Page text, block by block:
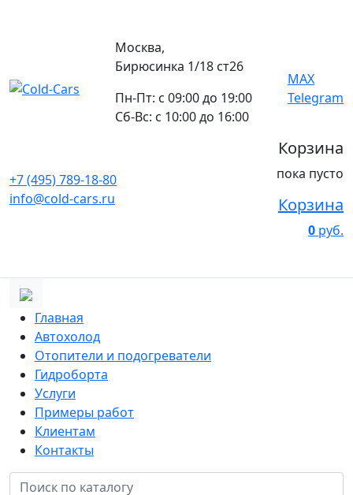
Москва,
Бирюсинка 1/18 ст26 ​
Пн-Пт: с 09:00 до 19:00
Сб-Вс: с 10:00 до 16:00
MAX
Telegram
+7 (495) 789-18-80
info@cold-cars.ru
Корзина
пока пусто
Корзина
0 руб.
Главная
Автохолод
Отопители и подогреватели
Гидроборта
Услуги
Примеры работ
Клиентам
Контакты